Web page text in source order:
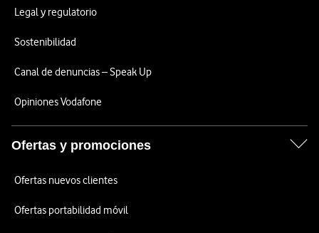
Legal y regulatorio
Sostenibilidad
Canal de denuncias – Speak Up
Opiniones Vodafone
Ofertas y promociones
Ofertas nuevos clientes
Ofertas portabilidad móvil